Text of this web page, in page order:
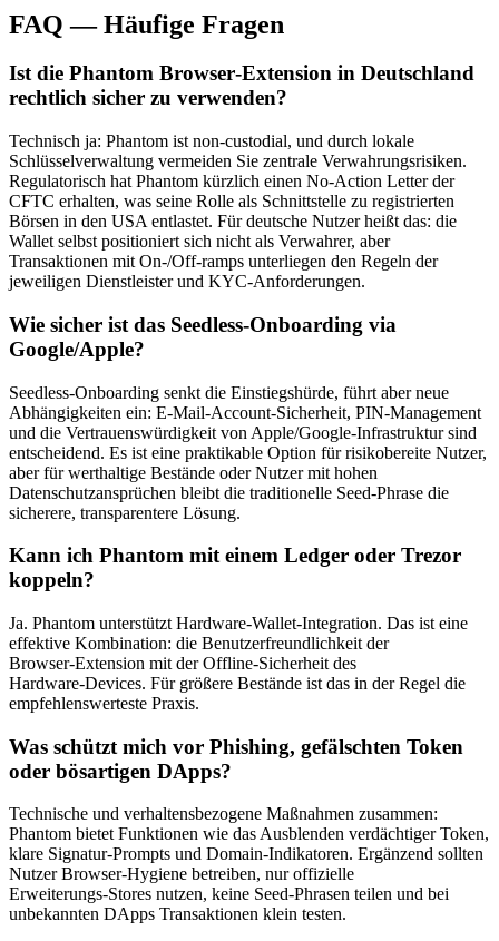
FAQ — Häufige Fragen
Ist die Phantom Browser‑Extension in Deutschland
rechtlich sicher zu verwenden?
Technisch ja: Phantom ist non‑custodial, und durch lokale
Schlüsselverwaltung vermeiden Sie zentrale Verwahrungsrisiken.
Regulatorisch hat Phantom kürzlich einen No‑Action Letter der
CFTC erhalten, was seine Rolle als Schnittstelle zu registrierten
Börsen in den USA entlastet. Für deutsche Nutzer heißt das: die
Wallet selbst positioniert sich nicht als Verwahrer, aber
Transaktionen mit On‑/Off‑ramps unterliegen den Regeln der
jeweiligen Dienstleister und KYC‑Anforderungen.
Wie sicher ist das Seedless‑Onboarding via
Google/Apple?
Seedless‑Onboarding senkt die Einstiegshürde, führt aber neue
Abhängigkeiten ein: E‑Mail‑Account‑Sicherheit, PIN‑Management
und die Vertrauenswürdigkeit von Apple/Google‑Infrastruktur sind
entscheidend. Es ist eine praktikable Option für risikobereite Nutzer,
aber für werthaltige Bestände oder Nutzer mit hohen
Datenschutzansprüchen bleibt die traditionelle Seed‑Phrase die
sicherere, transparentere Lösung.
Kann ich Phantom mit einem Ledger oder Trezor
koppeln?
Ja. Phantom unterstützt Hardware‑Wallet‑Integration. Das ist eine
effektive Kombination: die Benutzerfreundlichkeit der
Browser‑Extension mit der Offline‑Sicherheit des
Hardware‑Devices. Für größere Bestände ist das in der Regel die
empfehlenswerteste Praxis.
Was schützt mich vor Phishing, gefälschten Token
oder bösartigen DApps?
Technische und verhaltensbezogene Maßnahmen zusammen:
Phantom bietet Funktionen wie das Ausblenden verdächtiger Token,
klare Signatur‑Prompts und Domain‑Indikatoren. Ergänzend sollten
Nutzer Browser‑Hygiene betreiben, nur offizielle
Erweiterungs‑Stores nutzen, keine Seed‑Phrasen teilen und bei
unbekannten DApps Transaktionen klein testen.